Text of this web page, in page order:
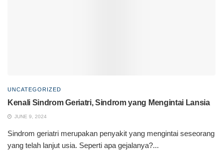
UNCATEGORIZED
Kenali Sindrom Geriatri, Sindrom yang Mengintai Lansia
JUNE 9, 2024
Sindrom geriatri merupakan penyakit yang mengintai seseorang
yang telah lanjut usia. Seperti apa gejalanya?...